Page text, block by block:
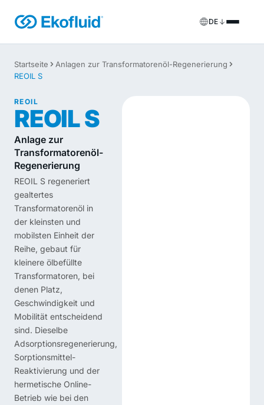
DE
Produkte
Anlagen zur Esteröl-Aufbereitung
Anlagen zur Transformatorenöl-Regenerierung
Anlagen zur Transformatorenöl-Reinigung
Transformator-Vakuumanlagen
Sonderanfertigung
Vor-Ort-Dienstleistungen
Mietlösungen
Ersatzteile & Support
Startseite
Anlagen zur Transformatorenöl-Regenerierung
REOIL S
REOIL
REOIL S
Anlage zur
Transformatorenöl-
Regenerierung
REOIL S regeneriert
gealtertes
Transformatorenöl in
der kleinsten und
mobilsten Einheit der
Reihe, gebaut für
kleinere ölbefüllte
Transformatoren, bei
denen Platz,
Geschwindigkeit und
Mobilität entscheidend
sind. Dieselbe
Adsorptionsregenerierung,
Sorptionsmittel-
Reaktivierung und der
hermetische Online-
Betrieb wie bei den